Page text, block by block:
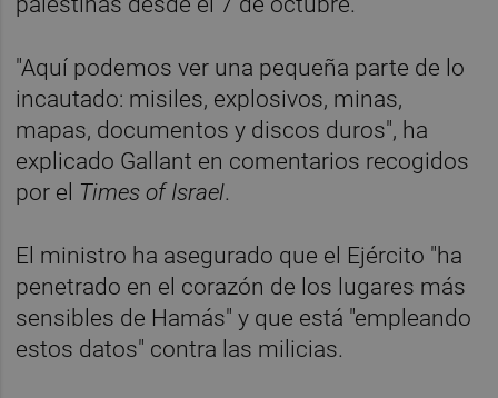
"Aquí podemos ver una pequeña parte de lo
incautado: misiles, explosivos, minas,
mapas, documentos y discos duros", ha
explicado Gallant en comentarios recogidos
por el Times of Israel.
El ministro ha asegurado que el Ejército "ha
penetrado en el corazón de los lugares más
sensibles de Hamás" y que está "empleando
estos datos" contra las milicias.